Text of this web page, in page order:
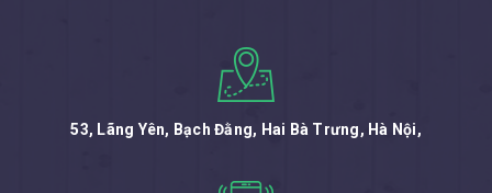
53, Lãng Yên, Bạch Đằng, Hai Bà Trưng, Hà Nội,